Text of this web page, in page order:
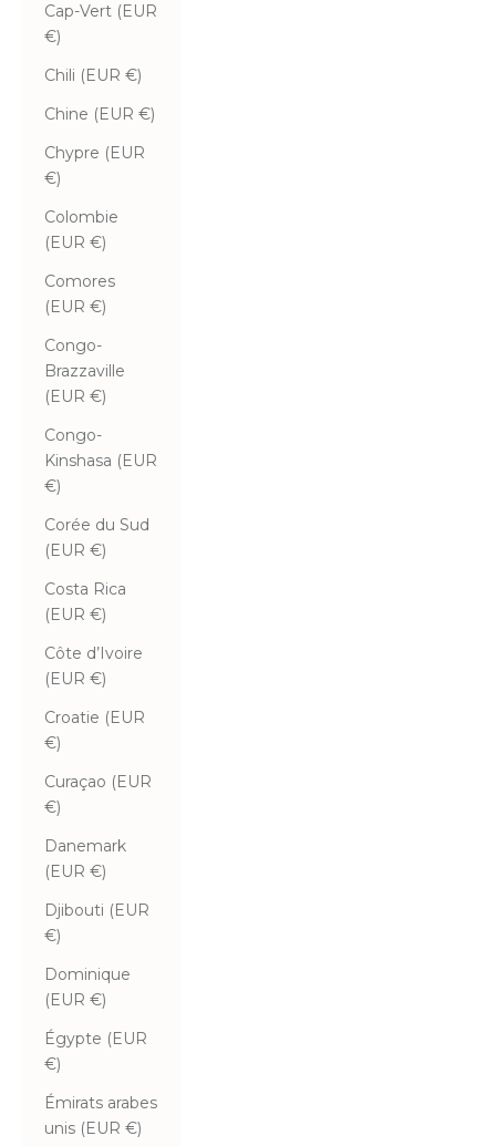
Cap-Vert (EUR
€)
Chili (EUR €)
Chine (EUR €)
Chypre (EUR
€)
Colombie
(EUR €)
Comores
(EUR €)
Congo-
Brazzaville
(EUR €)
Congo-
Kinshasa (EUR
€)
Corée du Sud
(EUR €)
Costa Rica
(EUR €)
Côte d’Ivoire
(EUR €)
Croatie (EUR
€)
Curaçao (EUR
€)
Danemark
(EUR €)
Djibouti (EUR
€)
Dominique
(EUR €)
Égypte (EUR
€)
Émirats arabes
unis (EUR €)